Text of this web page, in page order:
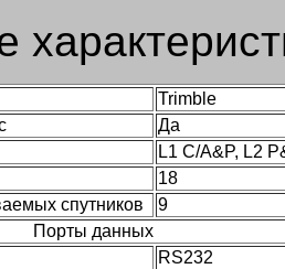
Trimble
Да
L1 C/A&P, L2
18
спутников
9
Порты данных
RS232